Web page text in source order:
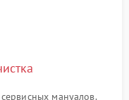
мануалов.